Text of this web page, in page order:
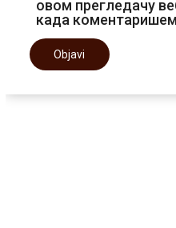
овом прегледачу
када